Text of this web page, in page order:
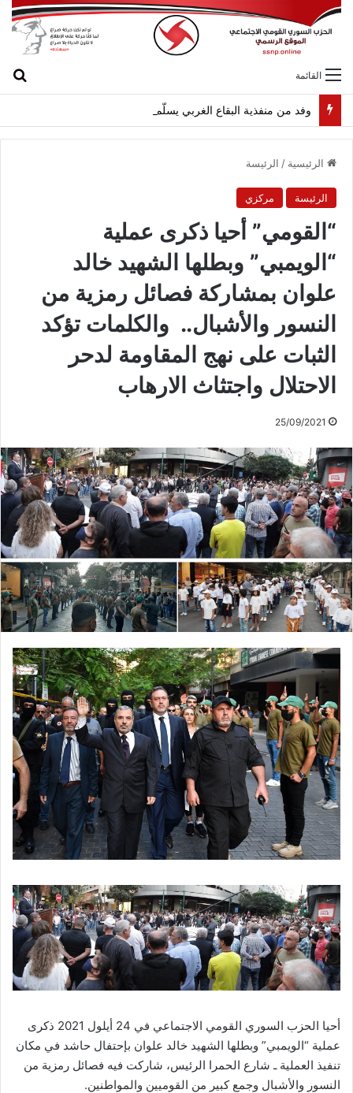
القائمة
الرئيسية / الرئيسة
الرئيسة مركزي
“القومي” أحيا ذكرى عملية
“الويمبي” وبطلها الشهيد خالد
علوان بمشاركة فصائل رمزية من
النسور والأشبال.. والكلمات تؤكد
الثبات على نهج المقاومة لدحر
الاحتلال واجتثاث الارهاب
25/09/2021
أحيا الحزب السوري القومي الاجتماعي في 24 أيلول 2021 ذكرى
عملية “الويمبي” وبطلها الشهيد خالد علوان بإحتفال حاشد في مكان
تنفيذ العملية ـ شارع الحمرا الرئيس، شاركت فيه فصائل رمزية من
النسور والأشبال وجمع كبير من القوميين والمواطنين.